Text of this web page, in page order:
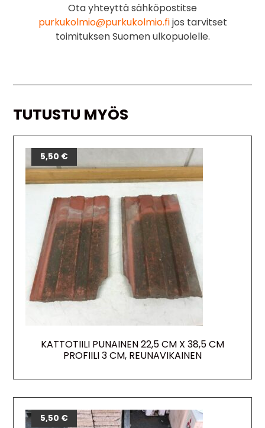
Ota yhteyttä sähköpostitse
purkukolmio@purkukolmio.fijos tarvitset
toimituksen Suomen ulkopuolelle.
TUTUSTU MYÖS
KATTOTIILI PUNAINEN 22,5 CM X 38,5 CM
PROFIILI 3 CM, REUNAVIKAINEN
5,50 €
5,50 €